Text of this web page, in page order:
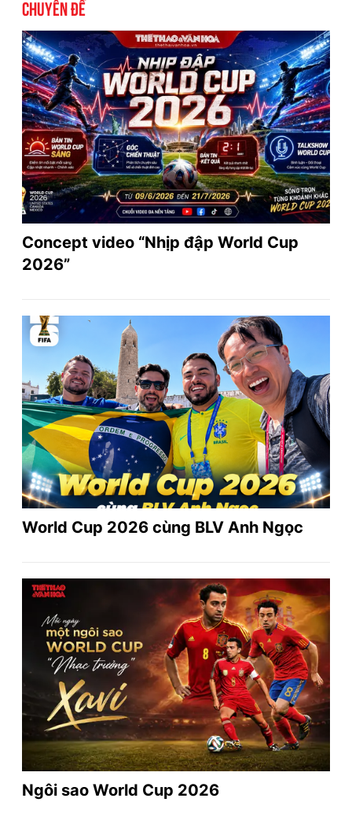
Chuyên đề
Concept video “Nhịp đập World Cup
2026”
World Cup 2026 cùng BLV Anh Ngọc
Ngôi sao World Cup 2026